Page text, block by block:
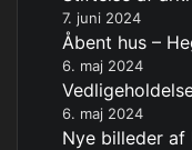
7. juni 2024
Åbent hus –
6. maj 2024
6. maj 2024
Nye billeder af